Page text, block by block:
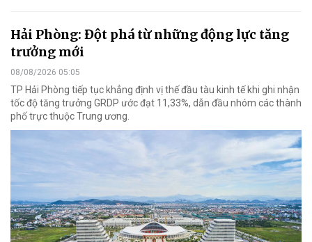
Hải Phòng: Đột phá từ những động lực tăng
trưởng mới
08/08/2026 05:05
TP Hải Phòng tiếp tục khẳng định vị thế đầu tàu kinh tế khi ghi nhận
tốc độ tăng trưởng GRDP ước đạt 11,33%, dẫn đầu nhóm các thành
phố trực thuộc Trung ương.